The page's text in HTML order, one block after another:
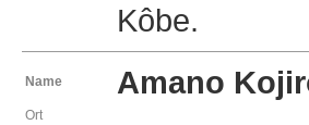
Kôbe.
Name Amano
Ort